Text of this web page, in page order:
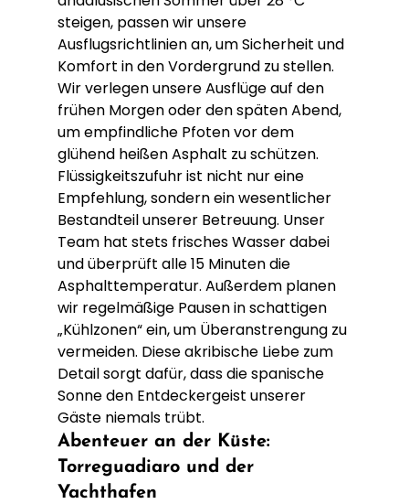
steigen, passen wir unsere
Ausflugsrichtlinien an, um Sicherheit und
Komfort in den Vordergrund zu stellen.
Wir verlegen unsere Ausflüge auf den
frühen Morgen oder den späten Abend,
um empfindliche Pfoten vor dem
glühend heißen Asphalt zu schützen.
Flüssigkeitszufuhr ist nicht nur eine
Empfehlung, sondern ein wesentlicher
Bestandteil unserer Betreuung. Unser
Team hat stets frisches Wasser dabei
und überprüft alle 15 Minuten die
Asphalttemperatur. Außerdem planen
wir regelmäßige Pausen in schattigen
„Kühlzonen“ ein, um Überanstrengung zu
vermeiden. Diese akribische Liebe zum
Detail sorgt dafür, dass die spanische
Sonne den Entdeckergeist unserer
Gäste niemals trübt.
Abenteuer an der Küste:
Torreguadiaro und der
Yachthafen